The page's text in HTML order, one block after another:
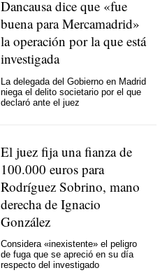
Dancausa dice que «fue
buena para Mercamadrid»
la operación por la que está
investigada
La delegada del Gobierno en Madrid
niega el delito societario por el que
declaró ante el juez
El juez fija una fianza de
100.000 euros para
Rodríguez Sobrino, mano
derecha de Ignacio
González
Considera «inexistente» el peligro
de fuga que se apreció en su día
respecto del investigado